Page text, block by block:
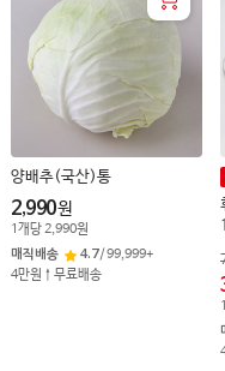
양배추(국산)통
2,990원
1 개당2,990원
매직배송
4.7/99,999+
4만원↑무료배송